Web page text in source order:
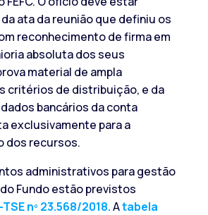
ata da reunião que definiu os
reconhecimento de firma em
absoluta dos seus
material de ampla
critérios de distribuição, e da
bancários da conta
exclusivamente para a
dos recursos.
administrativos para gestão
Fundo estão previstos
nº 23.568/2018.Atabela